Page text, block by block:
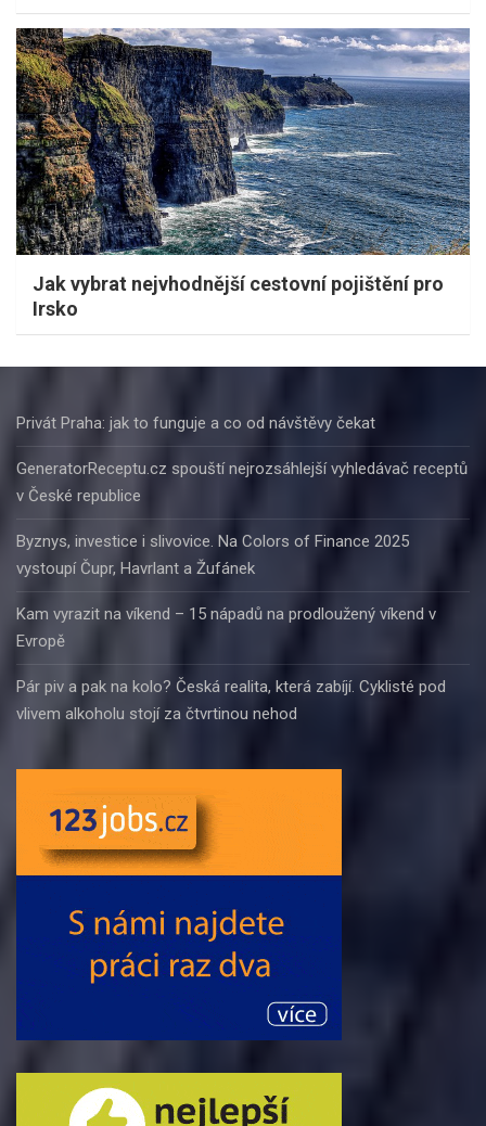
Jak vybrat nejvhodnější cestovní pojištění pro
Irsko
Privát Praha: jak to funguje a co od návštěvy čekat
GeneratorReceptu.cz spouští nejrozsáhlejší vyhledávač receptů
v České republice
Byznys, investice i slivovice. Na Colors of Finance 2025
vystoupí Čupr, Havrlant a Žufánek
Kam vyrazit na víkend – 15 nápadů na prodloužený víkend v
Evropě
Pár piv a pak na kolo? Česká realita, která zabíjí. Cyklisté pod
vlivem alkoholu stojí za čtvrtinou nehod